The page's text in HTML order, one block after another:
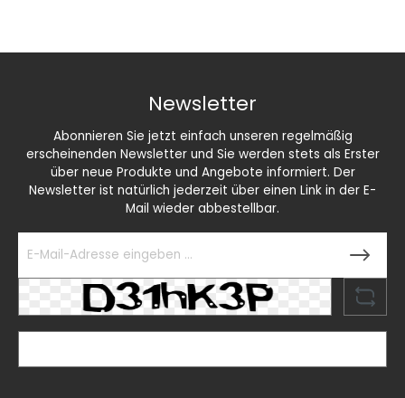
Newsletter
Abonnieren Sie jetzt einfach unseren regelmäßig
erscheinenden Newsletter und Sie werden stets als Erster
über neue Produkte und Angebote informiert. Der
Newsletter ist natürlich jederzeit über einen Link in der E-
Mail wieder abbestellbar.